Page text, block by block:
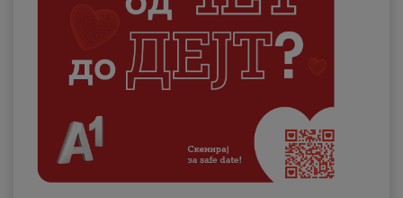
Деловни
Поддршка
Надополни кредит
Плати сметка